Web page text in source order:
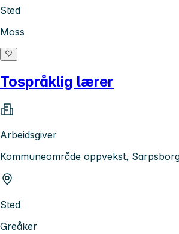
Sted
Moss
Tospråklig lærer
Arbeidsgiver
Kommuneområde oppvekst,
Sted
Greåker